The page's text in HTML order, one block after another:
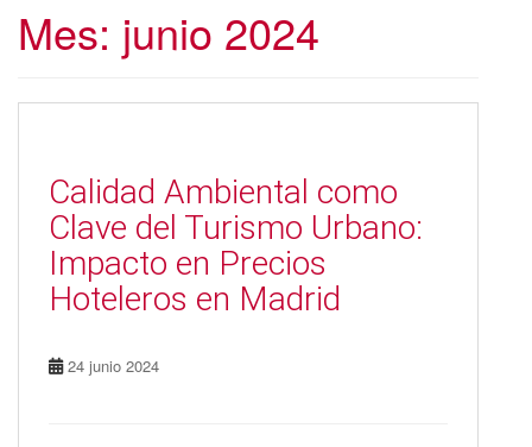
Mes: junio 2024
Calidad Ambiental como
Clave del Turismo Urbano:
Impacto en Precios
Hoteleros en Madrid
24 junio 2024